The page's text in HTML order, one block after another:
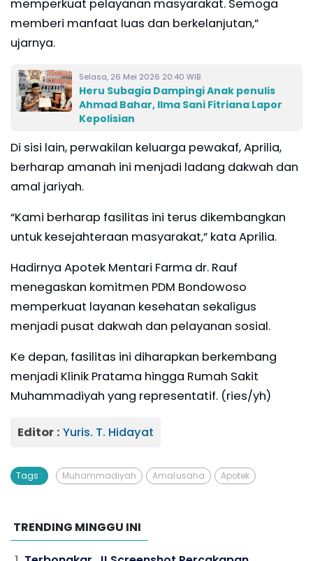
memperkuat pelayanan masyarakat. Semoga
memberi manfaat luas dan berkelanjutan,”
ujarnya.
Selasa, 26 Mei 2026 20:40 WIB
Heru Subagia Dampingi Anak penulis
Ahmad Bahar, Ilma Sani Fitriana Lapor
Kepolisian
Di sisi lain, perwakilan keluarga pewakaf, Aprilia,
berharap amanah ini menjadi ladang dakwah dan
amal jariyah.
“Kami berharap fasilitas ini terus dikembangkan
untuk kesejahteraan masyarakat,” kata Aprilia.
Hadirnya Apotek Mentari Farma dr. Rauf
menegaskan komitmen PDM Bondowoso
memperkuat layanan kesehatan sekaligus
menjadi pusat dakwah dan pelayanan sosial.
Ke depan, fasilitas ini diharapkan berkembang
menjadi Klinik Pratama hingga Rumah Sakit
Muhammadiyah yang representatif. (ries/yh)
Editor : Yuris. T. Hidayat
Tags : Muhammadiyah Amal usaha Apotek
TRENDING MINGGU INI